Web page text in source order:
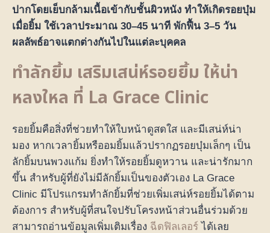
ปากโดยเย็บกล้ามเนื้อเข้ากับชั้นผิวหนัง ทำให้เกิดรอยบุ๋ม
เมื่อยิ้ม ใช้เวลาประมาณ 30–45 นาที พักฟื้น 3–5 วัน
ผลลัพธ์อาจแตกต่างกันไปในแต่ละบุคคล
ทำลักยิ้ม เสริมเสน่ห์รอยยิ้ม ให้น่า
หลงใหล ที่ La Grace Clinic
รอยยิ้มคือสิ่งที่ช่วยทำให้ใบหน้าดูสดใส และมีเสน่ห์น่า
มอง หากเวลายิ้มหรืออมยิ้มแล้วปรากฏรอยบุ๋มเล็กๆ เป็น
ลักยิ้มบนพวงแก้ม ยิ่งทำให้รอยยิ้มดูหวาน และน่ารักมาก
ขึ้น สำหรับผู้ที่ยังไม่มีลักยิ้มเป็นของตัวเอง La Grace
Clinic มีโปรแกรมทำลักยิ้มที่ช่วยเพิ่มเสน่ห์รอยยิ้มได้ตาม
ต้องการ สำหรับผู้ที่สนใจปรับโครงหน้าส่วนอื่นร่วมด้วย
สามารถอ่านข้อมูลเพิ่มเติมเรื่อง ฉีดฟิลเลอร์ ได้เลย